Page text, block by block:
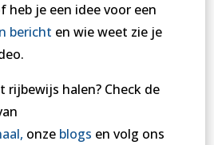
heb je een idee voor een
bericht en wie weet zie je
rijbewijs halen? Check de
onze blogs en volg ons